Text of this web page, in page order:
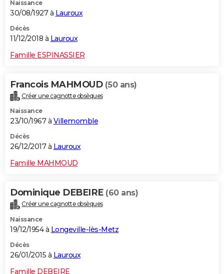
Naissance
30/08/1927 à Lauroux
Décès
11/12/2018 à Lauroux
Famille ESPINASSIER
Francois MAHMOUD (50 ans)
Créer une cagnotte obsèques
Naissance
23/10/1967 à Villemomble
Décès
26/12/2017 à Lauroux
Famille MAHMOUD
Dominique DEBEIRE (60 ans)
Créer une cagnotte obsèques
Naissance
19/12/1954 à Longeville-lès-Metz
Décès
26/01/2015 à Lauroux
Famille DEBEIRE